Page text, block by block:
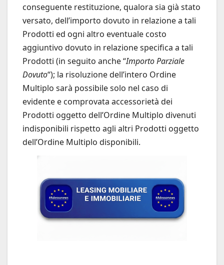
conseguente restituzione, qualora sia già stato
versato, dell’importo dovuto in relazione a tali
Prodotti ed ogni altro eventuale costo
aggiuntivo dovuto in relazione specifica a tali
Prodotti (in seguito anche “Importo Parziale
Dovuto“); la risoluzione dell’intero Ordine
Multiplo sarà possibile solo nel caso di
evidente e comprovata accessorietà dei
Prodotti oggetto dell’Ordine Multiplo divenuti
indisponibili rispetto agli altri Prodotti oggetto
dell’Ordine Multiplo disponibili.